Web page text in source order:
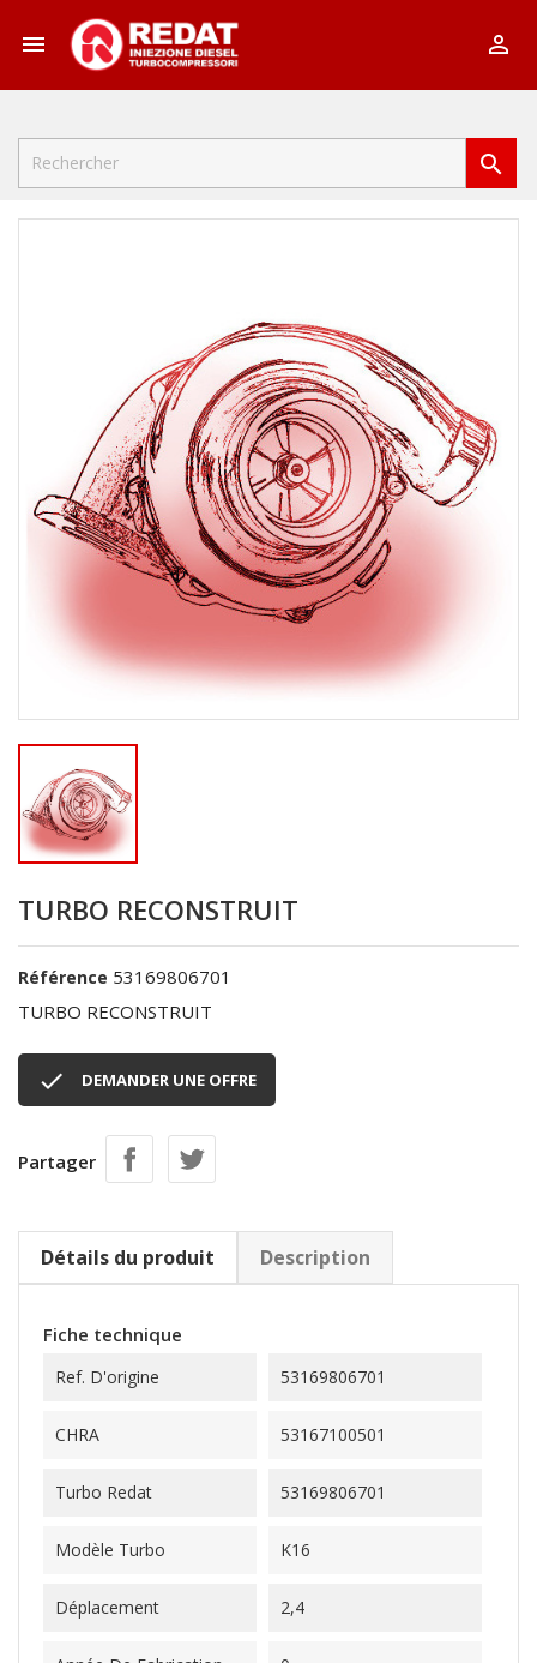
 

TURBO RECONSTRUIT
Référence 53169806701
TURBO RECONSTRUIT
 DEMANDER UNE OFFRE
Partager
Détails du produit Description
Fiche technique
Ref. D'origine 53169806701
CHRA 53167100501
Turbo Redat 53169806701
Modèle Turbo K16
Déplacement 2,4